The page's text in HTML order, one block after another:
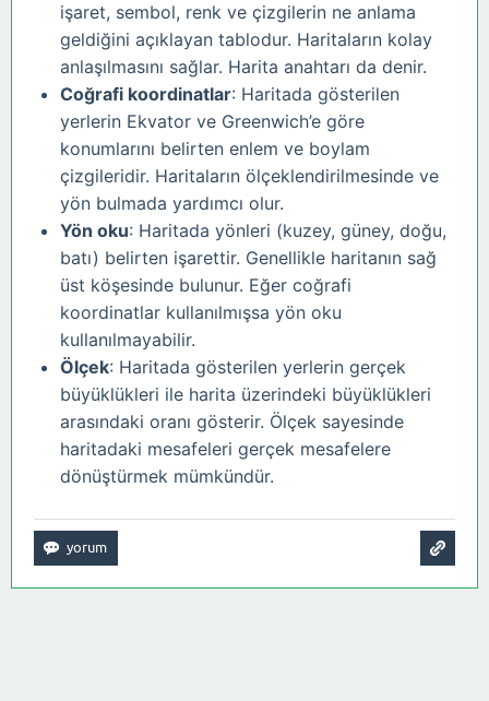
işaret, sembol, renk ve çizgilerin ne anlama
geldiğini açıklayan tablodur. Haritaların kolay
anlaşılmasını sağlar. Harita anahtarı da denir.
Coğrafi koordinatlar: Haritada gösterilen
yerlerin Ekvator ve Greenwich’e göre
konumlarını belirten enlem ve boylam
çizgileridir. Haritaların ölçeklendirilmesinde ve
yön bulmada yardımcı olur.
Yön oku: Haritada yönleri (kuzey, güney, doğu,
batı) belirten işarettir. Genellikle haritanın sağ
üst köşesinde bulunur. Eğer coğrafi
koordinatlar kullanılmışsa yön oku
kullanılmayabilir.
Ölçek: Haritada gösterilen yerlerin gerçek
büyüklükleri ile harita üzerindeki büyüklükleri
arasındaki oranı gösterir. Ölçek sayesinde
haritadaki mesafeleri gerçek mesafelere
dönüştürmek mümkündür.